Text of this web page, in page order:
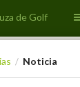
de Golf
/ Noticia